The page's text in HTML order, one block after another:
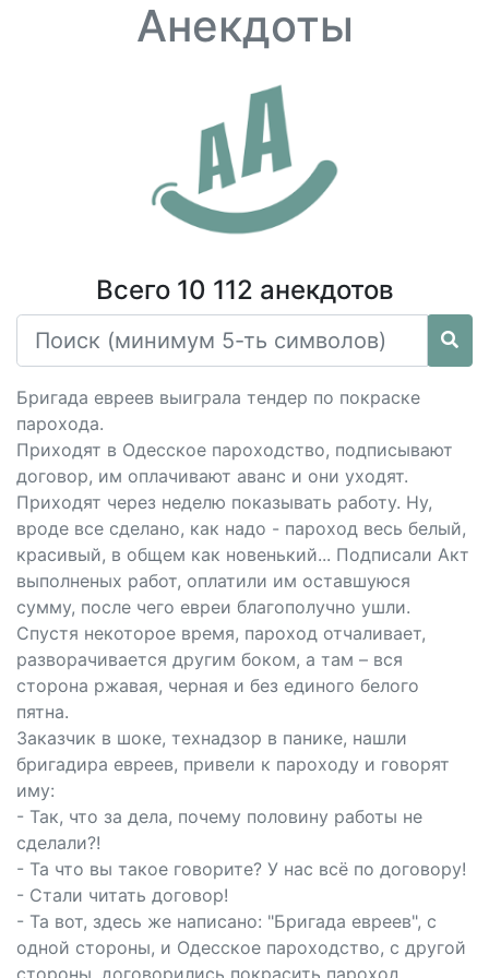
Анекдоты
Всего 10 112 анекдотов
Бригада евреев выиграла тендер по покраске
парохода.
Приходят в Одесское пароходство, подписывают
договор, им оплачивают аванс и они уходят.
Приходят через неделю показывать работу. Ну,
вроде все сделано, как надо - пароход весь белый,
красивый, в общем как новенький... Подписали Акт
выполненых работ, оплатили им оставшуюся
сумму, после чего евреи благополучно ушли.
Спустя некоторое время, пароход отчаливает,
разворачивается другим боком, а там – вся
сторона ржавая, черная и без единого белого
пятна.
Заказчик в шоке, технадзор в панике, нашли
бригадира евреев, привели к пароходу и говорят
иму:
- Так, что за дела, почему половину работы не
сделали?!
- Та что вы такое говорите? У нас всё по договору!
- Стали читать договор!
- Та вот, здесь же написано: "Бригада евреев", с
одной стороны, и Одесское пароходство, с другой
стороны, договорились покрасить пароход...